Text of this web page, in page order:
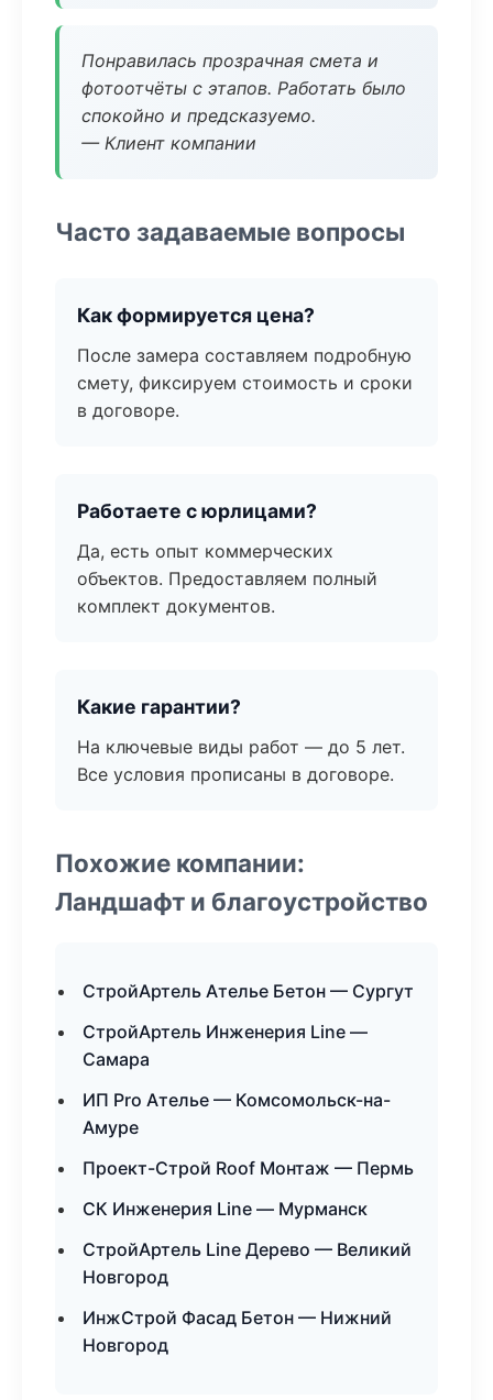
Понравилась прозрачная смета и
фотоотчёты с этапов. Работать было
спокойно и предсказуемо.
— Клиент компании
Часто задаваемые вопросы
Как формируется цена?
После замера составляем подробную
смету, фиксируем стоимость и сроки
в договоре.
Работаете с юрлицами?
Да, есть опыт коммерческих
объектов. Предоставляем полный
комплект документов.
Какие гарантии?
На ключевые виды работ — до 5 лет.
Все условия прописаны в договоре.
Похожие компании:
Ландшафт и благоустройство
СтройАртель Ателье Бетон — Сургут
СтройАртель Инженерия Line —
Самара
ИП Pro Ателье — Комсомольск-на-
Амуре
Проект-Строй Roof Монтаж — Пермь
СК Инженерия Line — Мурманск
СтройАртель Line Дерево — Великий
Новгород
ИнжСтрой Фасад Бетон — Нижний
Новгород